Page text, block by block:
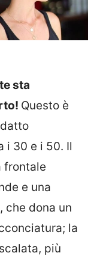
sta
Questo è
i 30 e i 50. Il
frontale
e una
che dona un
la
più